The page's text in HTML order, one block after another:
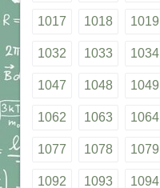
1017 1018 1019
1032 1033 1034
1047 1048 1049
1062 1063 1064
1077 1078 1079
1092 1093 1094